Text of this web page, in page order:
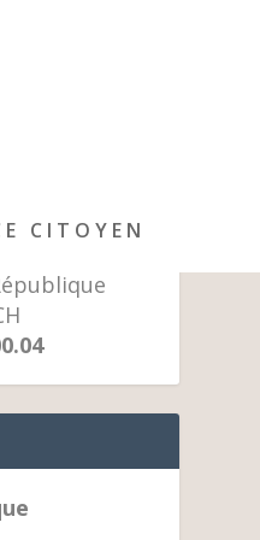
CITOYEN